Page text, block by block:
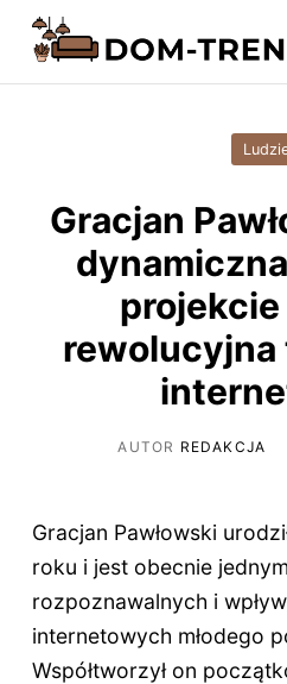
Gracjan
projekcie
AUTOR REDAKCJA
Gracjan Pawłowski
roku i jest obecnie
rozpoznawalnych i
internetowych młodego
Współtworzył on